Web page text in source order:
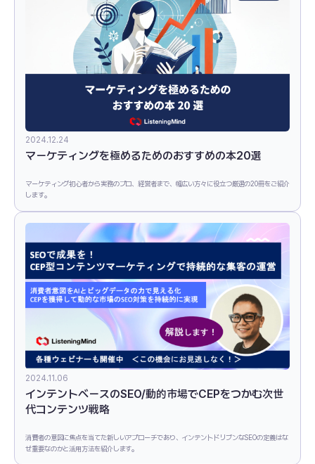
2024.12.24
マーケティングを極めるためのおすすめの本20選
マーケティング初心者から実務のプロ、経営者まで、幅広い方々に役立つ厳選の20冊をご紹介
します。
2024.11.06
インテントベースのSEO/動的市場でCEPをつかむ次世
代コンテンツ戦略
消費者の意図に焦点を当てた新しいアプローチであり、インテントドリブンなSEOの定義はな
ぜ重要なのかと活用方法を紹介します。